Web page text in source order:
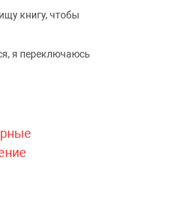
книгу, чтобы
я переключаюсь